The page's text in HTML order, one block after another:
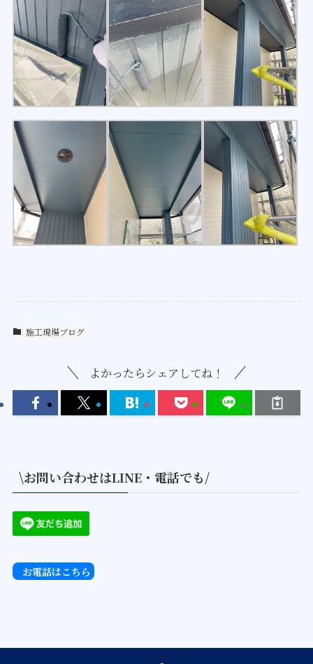
施工現場ブログ
よかったらシェアしてね！
\お問い合わせはLINE・電話でも/
お電話はこちら